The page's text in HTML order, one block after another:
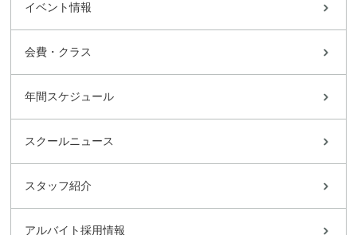
イベント情報
会費・クラス
年間スケジュール
スクールニュース
スタッフ紹介
アルバイト採用情報